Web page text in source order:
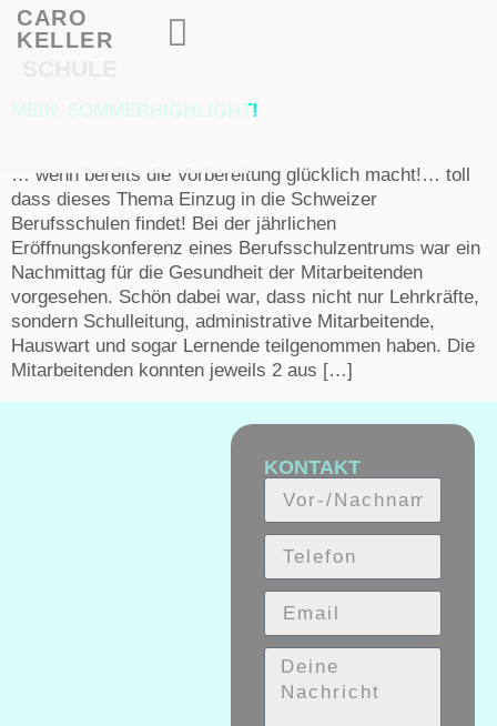
CARO
KELLER
MEIN SOMMERHIGHLIGHT!
… wenn bereits die Vorbereitung glücklich macht!… toll
dass dieses Thema Einzug in die Schweizer
Berufsschulen findet! Bei der jährlichen
Eröffnungskonferenz eines Berufsschulzentrums war ein
Nachmittag für die Gesundheit der Mitarbeitenden
vorgesehen. Schön dabei war, dass nicht nur Lehrkräfte,
sondern Schulleitung, administrative Mitarbeitende,
Hauswart und sogar Lernende teilgenommen haben. Die
Mitarbeitenden konnten jeweils 2 aus […]
KONTAKT